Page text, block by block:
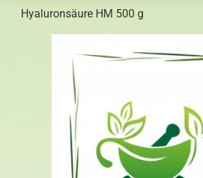
Hyaluronsäure HM 500 g